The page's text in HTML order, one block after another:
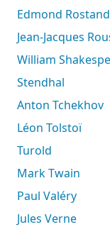
Edmond Rostand
Jean-Jacques
William
Stendhal
Anton Tchekhov
Léon Tolstoï
Turold
Mark Twain
Paul Valéry
Jules Verne